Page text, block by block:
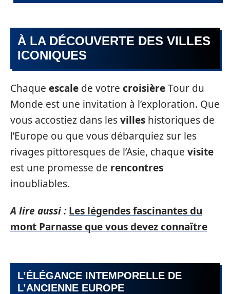
À LA DÉCOUVERTE DES VILLES
ICONIQUES
Chaque escale de votre croisièreTour du
Monde est une invitation à l’exploration. Que
vous accostiez dans lesvilles historiques de
l’Europe ou que vous débarquiez sur les
rivages pittoresques de l’Asie, chaque visite
est une promesse de rencontres
inoubliables.
A lire aussi : Les légendes fascinantes du
mont Parnasse que vous devez connaître
L’ÉLÉGANCE INTEMPORELLE DE
L’ANCIENNE EUROPE